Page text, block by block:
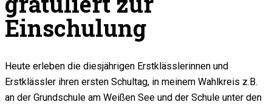
Einschulung
Heute erleben die diesjährigen Erstklässlerinnen und
Erstklässler ihren ersten Schultag, in meinem Wahlkreis z.B.
an der Grundschule am Weißen See und der Schule unter den